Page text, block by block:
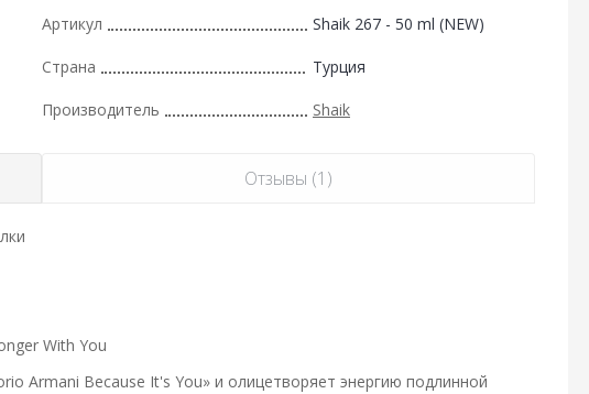
Артикул Shaik 267 - 50 ml (NEW)
Страна Турция
Производитель Shaik
Отзывы (1)
With You
Armani Because It's You» и олицетворяет энергию подлинной